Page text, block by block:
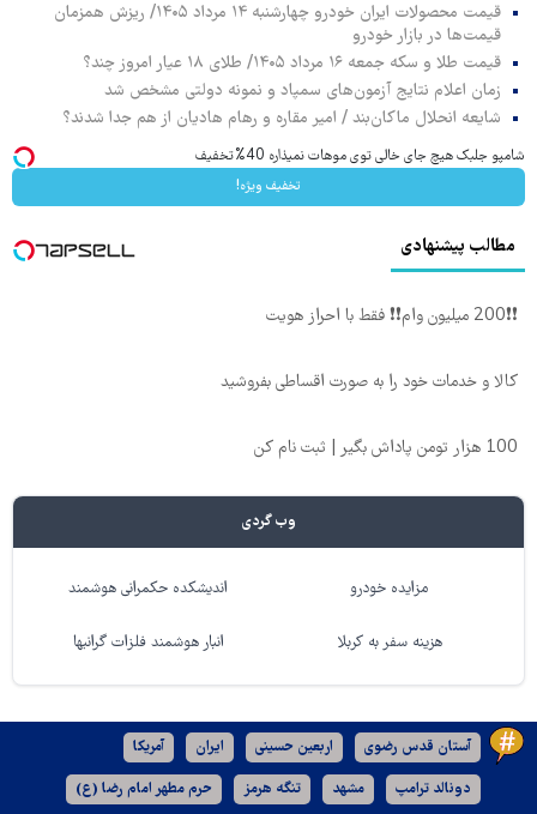
قیمت محصولات ایران خودرو چهارشنبه ۱۴ مرداد ۱۴۰۵/ ریزش همزمان
قیمت‌ها در بازار خودرو
قیمت طلا و سکه جمعه ۱۶ مرداد ۱۴۰۵/ طلای ۱۸ عیار امروز چند؟
زمان اعلام نتایج آزمون‌های سمپاد و نمونه دولتی مشخص شد
شایعه انحلال ماکان‌بند / امیر مقاره و رهام هادیان از هم جدا شدند؟
شامپو جلبک هیچ جای خالی توی موهات نمیذاره 40%تخفیف
تخفیف ویژه!
مطالب پیشنهادی
❗❗200 میلیون وام❗❗ فقط با احراز هویت
کالا و خدمات خود را به صورت اقساطی بفروشید
100 هزار تومن پاداش بگیر | ثبت نام کن
وب گردی
مزایده خودرو اندیشکده حکمرانی هوشمند
هزینه سفر به کربلا انبار هوشمند فلزات گرانبها
آستان قدس رضوی اربعین حسینی ایران آمریکا
دونالد ترامپ مشهد تنگه هرمز حرم مطهر امام رضا (ع)